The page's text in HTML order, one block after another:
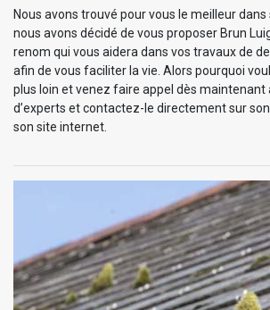
Nous avons trouvé pour vous le meilleur
nous avons décidé de vous proposer Brun
renom qui vous aidera dans vos travaux de
afin de vous faciliter la vie. Alors pourquoi
plus loin et venez faire appel dès maintenant
d’experts et contactez-le directement sur
son site internet.